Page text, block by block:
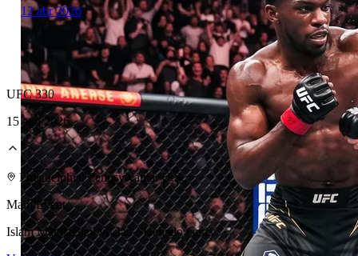
Laboratorio Técnico
12 abr 2026
UFC 330
15 ago 2026
Philadelphia, Pennsylvania, U.S.
Main Event
Islam Makhachev vs. Ian Machado Garry